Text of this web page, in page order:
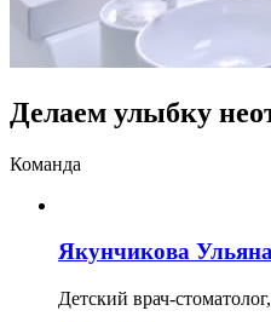
Делаем улыбку
Команда
Якунчикова
Детский врач-